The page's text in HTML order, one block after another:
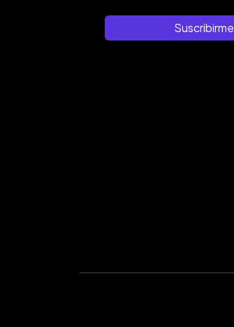
Suscribirme